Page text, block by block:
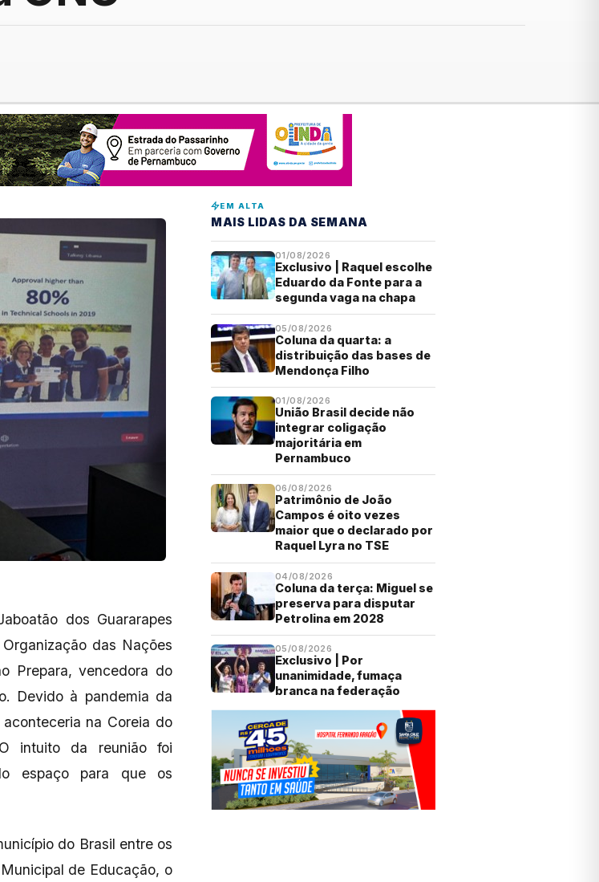
dos Guararapes
das Nações
Prepara, vencedora do
Devido à pandemia da
na Coreia do
intuito da reunião foi
espaço para que os
do Brasil entre os
de Educação, o
EM ALTA
MAIS LIDAS DA SEMANA
01/08/2026
Exclusivo | Raquel escolhe
Eduardo da Fonte para a
segunda vaga na chapa
05/08/2026
Coluna da quarta: a
distribuição das bases de
Mendonça Filho
01/08/2026
União Brasil decide não
integrar coligação
majoritária em
Pernambuco
06/08/2026
Patrimônio de João
Campos é oito vezes
maior que o declarado por
Raquel Lyra no TSE
04/08/2026
Coluna da terça: Miguel se
preserva para disputar
Petrolina em 2028
05/08/2026
Exclusivo | Por
unanimidade, fumaça
branca na federação